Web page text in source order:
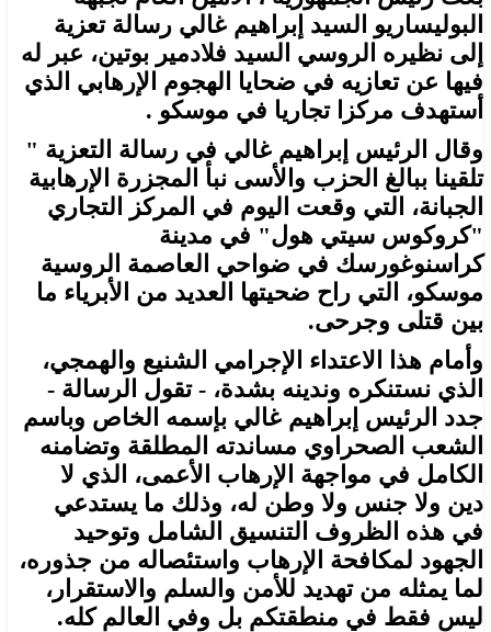
البوليساريو السيد إبراهيم غالي رسالة تعزية
إلى نظيره الروسي السيد فلادمير بوتين، عبر له
فيها عن تعازيه في ضحايا الهجوم الإرهابي الذي
أستهدف مركزا تجاريا في موسكو .
وقال الرئيس إبراهيم غالي في رسالة التعزية "
تلقينا ببالغ الحزب والأسى نبأ المجزرة الإرهابية
الجبانة، التي وقعت اليوم في المركز التجاري
"كروكوس سيتي هول" في مدينة
كراسنوغورسك في ضواحي العاصمة الروسية
موسكو، التي راح ضحيتها العديد من الأبرياء ما
بين قتلى وجرحى.
وأمام هذا الاعتداء الإجرامي الشنيع والهمجي،
الذي نستنكره وندينه بشدة، - تقول الرسالة -
جدد الرئيس إبراهيم غالي بإسمه الخاص وباسم
الشعب الصحراوي مساندته المطلقة وتضامنه
الكامل في مواجهة الإرهاب الأعمى، الذي لا
دين ولا جنس ولا وطن له، وذلك ما يستدعي
في هذه الظروف التنسيق الشامل وتوحيد
الجهود لمكافحة الإرهاب واستئصاله من جذوره،
لما يمثله من تهديد للأمن والسلم والاستقرار،
ليس فقط في منطقتكم بل وفي العالم كله.